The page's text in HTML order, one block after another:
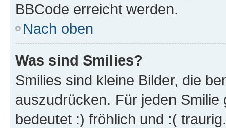
BBCode erreicht werden.
Nach oben
Was sind Smilies?
Smilies sind kleine Bilder, die
auszudrücken. Für jeden
bedeutet :) fröhlich und :(